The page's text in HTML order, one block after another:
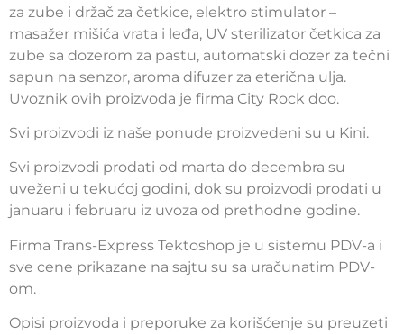
za zube i držač za četkice, elektro stimulator –
masažer mišića vrata i leđa, UV sterilizator četkica za
zube sa dozerom za pastu, automatski dozer za tečni
sapun na senzor, aroma difuzer za eterična ulja.
Uvoznik ovih proizvoda je firma City Rock doo.
Svi proizvodi iz naše ponude proizvedeni su u Kini.
Svi proizvodi prodati od marta do decembra su
uveženi u tekućoj godini, dok su proizvodi prodati u
januaru i februaru iz uvoza od prethodne godine.
Firma Trans-Express Tektoshop je u sistemu PDV-a i
sve cene prikazane na sajtu su sa uračunatim PDV-
om.
Opisi proizvoda i preporuke za korišćenje su preuzeti